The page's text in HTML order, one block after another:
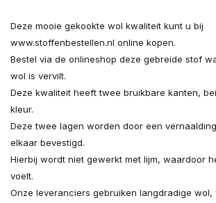
Deze mooie gekookte wol kwaliteit kunt u bij
www.stoffenbestellen.nl online kopen.
Bestel via de onlineshop deze gebreide stof
wol is vervilt.
Deze kwaliteit heeft twee bruikbare kanten,
kleur.
Deze twee lagen worden door een
elkaar bevestigd.
Hierbij wordt niet gewerkt met lijm, waardoor
voelt.
Onze leveranciers gebruiken langdradige